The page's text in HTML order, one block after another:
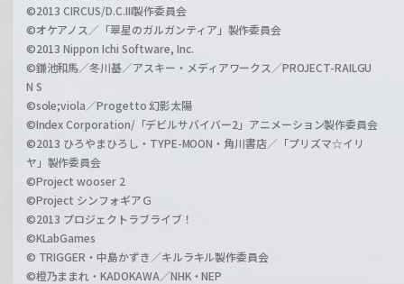
©2013 CIRCUS/D.C.III製作委員会
©オケアノス／「翠星のガルガンティア」製作委員会
©2013 Nippon Ichi Software, Inc.
©鎌池和馬／冬川基／アスキー・メディアワークス／PROJECT-RAILGU
N S
©sole;viola／Progetto 幻影太陽
©Index Corporation/「デビルサバイバー2」アニメーション製作委員会
©2013 ひろやまひろし・TYPE-MOON・角川書店／「プリズマ☆イリ
ヤ」製作委員会
©Project wooser 2
©Project シンフォギアＧ
©2013 プロジェクトラブライブ！
©KLabGames
© TRIGGER・中島かずき／キルラキル製作委員会
©橙乃ままれ・KADOKAWA／NHK・NEP